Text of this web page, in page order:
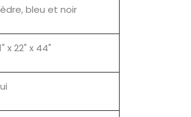
bleu et noir
x 22" x 44"